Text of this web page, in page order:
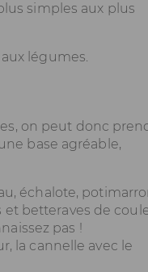
simples aux plus
légumes.
on peut donc
base agréable,
échalote,
betteraves de
pas !
la cannelle avec le